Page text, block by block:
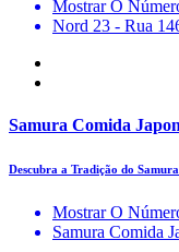
Mostrar O
Nord 23 - Rua
Samura Comida
Descubra a Tradição do
Mostrar O
Samura Comida